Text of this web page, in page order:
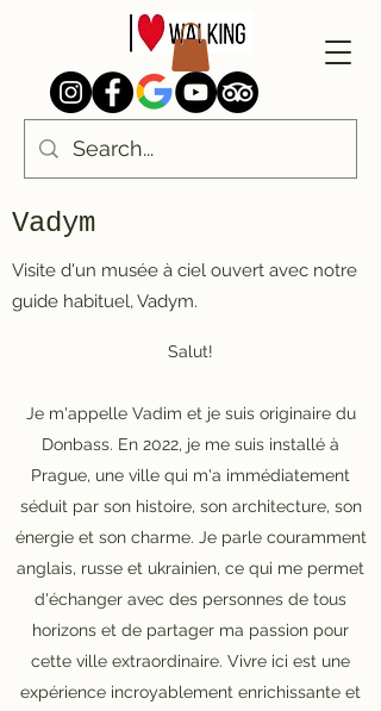
Vadym
Visite d'un musée à ciel ouvert avec notre
guide habituel, Vadym.
Salut!
Je m'appelle Vadim et je suis originaire du
Donbass. En 2022, je me suis installé à
Prague, une ville qui m'a immédiatement
séduit par son histoire, son architecture, son
énergie et son charme. Je parle couramment
anglais, russe et ukrainien, ce qui me permet
d'échanger avec des personnes de tous
horizons et de partager ma passion pour
cette ville extraordinaire. Vivre ici est une
expérience incroyablement enrichissante et